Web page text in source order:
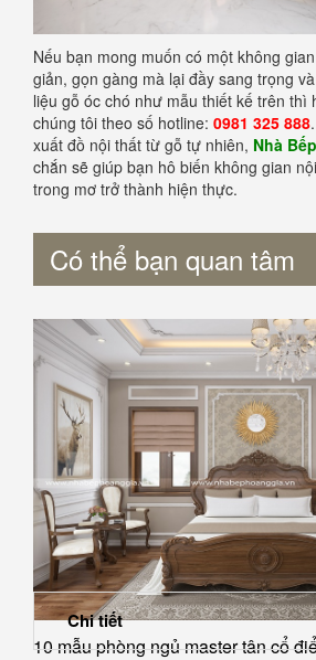
Nếu bạn mong muốn có một không
giản, gọn gàng mà lại đầy sang trọng
liệu gỗ óc chó như mẫu thiết kế trên thì
chúng tôi theo số hotline: 0981 325 888
xuất đồ nội thất từ gỗ tự nhiên, Nhà
chắn sẽ giúp bạn hô biến không gian
trong mơ trở thành hiện thực.
Có thể bạn quan tâm
10 mẫu phòng ngủ master tân cổ
Chi tiết